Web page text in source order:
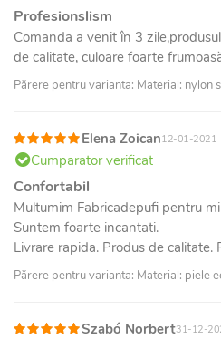
Profesionslism
Comanda a venit în 3
de calitate, culoare foarte
Părere pentru varianta: Material: nylon
Elena Zoican12-01-2021
Cumparator verificat
Confortabil
Multumim Fabricadepufi pentru
Suntem foarte incantati.
Livrare rapida. Produs de calitate.
Părere pentru varianta: Material: piele
Szabó Norbert31-12-